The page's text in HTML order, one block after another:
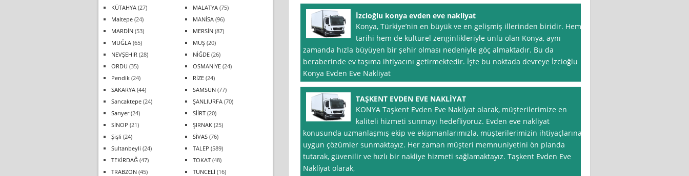
İzcioğlu konya evden eve nakliyat
Konya, Türkiye’nin en büyük ve en gelişmiş illerinden biridir. Hem
tarihi hem de kültürel zenginlikleriyle ünlü olan Konya, aynı
zamanda hızla büyüyen bir şehir olması nedeniyle göç almaktadır. Bu da
beraberinde ev taşıma ihtiyacını getirmektedir. İşte bu noktada devreye İzcioğlu
Konya Evden Eve Nakliyat
TAŞKENT EVDEN EVE NAKLİYAT
KONYA Taşkent Evden Eve Nakli̇yat olarak, müşterilerimize en
kaliteli hizmeti sunmayı hedefliyoruz. Evden eve nakliyat
konusunda uzmanlaşmış ekip ve ekipmanlarımızla, müşterilerimizin ihtiyaçlarına
uygun çözümler sunmaktayız. Her zaman müşteri memnuniyetini ön planda
tutarak, güvenilir ve hızlı bir nakliye hizmeti sağlamaktayız. Taşkent Evden Eve
Nakli̇yat olarak,
KÜTAHYA (27) MALATYA (75)
Maltepe (24) MANİSA (96)
MARDİN (53) MERSİN (87)
MUĞLA (65) MUŞ (20)
NEVŞEHİR (28) NİĞDE (26)
ORDU (35) OSMANİYE (24)
Pendik (24) RİZE (24)
SAKARYA (44) SAMSUN (77)
Sancaktepe (24) ŞANLIURFA (70)
Sarıyer(24) SİİRT (20)
SİNOP (21) ŞIRNAK (25)
Şişli (24) SİVAS (76)
Sultanbeyli (24) TALEP (589)
TEKİRDAĞ (47) TOKAT (48)
TRABZON (45) TUNCELİ (16)